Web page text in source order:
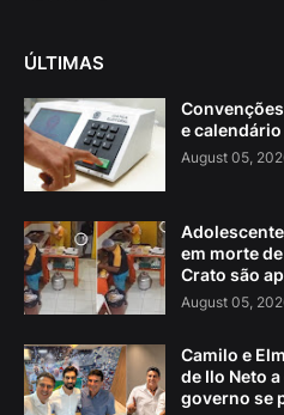
ÚLTIMAS
e
August 05,
em morte
Crato são
August 05,
Camilo e
de Ilo Neto
governo se